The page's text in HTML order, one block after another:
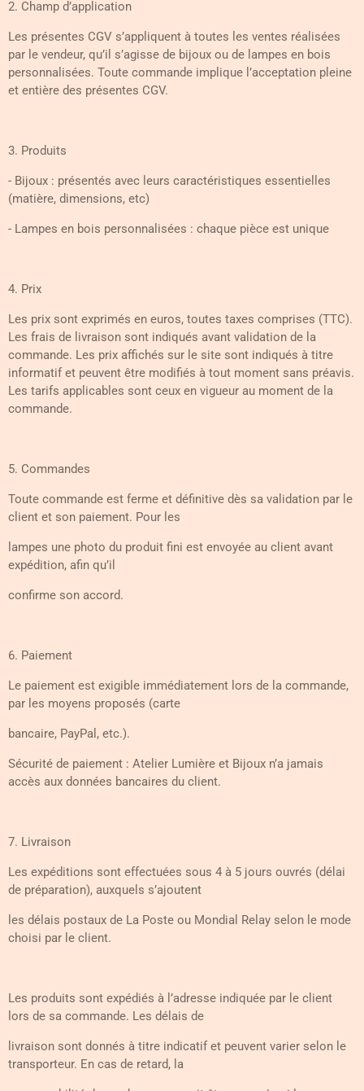
2. Champ d’application
Les présentes CGV s’appliquent à toutes les ventes réalisées
par le vendeur, qu’il s’agisse de bijoux ou de lampes en bois
personnalisées. Toute commande implique l’acceptation pleine
et entière des présentes CGV.
3. Produits
- Bijoux : présentés avec leurs caractéristiques essentielles
(matière, dimensions, etc)
- Lampes en bois personnalisées : chaque pièce est unique
4. Prix
Les prix sont exprimés en euros, toutes taxes comprises (TTC).
Les frais de livraison sont indiqués avant validation de la
commande. Les prix affichés sur le site sont indiqués à titre
informatif et peuvent être modifiés à tout moment sans préavis.
Les tarifs applicables sont ceux en vigueur au moment de la
commande.
5. Commandes
Toute commande est ferme et définitive dès sa validation par le
client et son paiement. Pour les
lampes une photo du produit fini est envoyée au client avant
expédition, afin qu’il
confirme son accord.
6. Paiement
Le paiement est exigible immédiatement lors de la commande,
par les moyens proposés (carte
bancaire, PayPal, etc.).
Sécurité de paiement : Atelier Lumière et Bijoux n’a jamais
accès aux données bancaires du client.
7. Livraison
Les expéditions sont effectuées sous 4 à 5 jours ouvrés (délai
de préparation), auxquels s’ajoutent
les délais postaux de La Poste ou Mondial Relay selon le mode
choisi par le client.
Les produits sont expédiés à l’adresse indiquée par le client
lors de sa commande. Les délais de
livraison sont donnés à titre indicatif et peuvent varier selon le
transporteur. En cas de retard, la